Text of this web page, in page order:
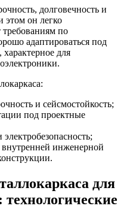
долговечность и
этом он легко
требованиям по
адаптироваться под
для
и сейсмостойкость;
под проектные
инженерной
для